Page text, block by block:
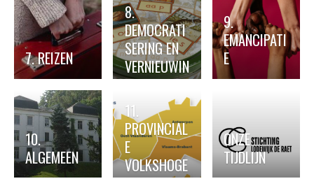
7. REIZEN
8.
DEMOCRATI
SERING EN
VERNIEUWIN
G
ONDERWIJS
9.
EMANCIPATI
E
10.
ALGEMEEN
11.
PROVINCIAL
E
VOLKSHOGE
SCHOLEN
ONZE
TIJDLIJN